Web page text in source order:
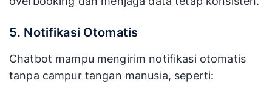
5. Notifikasi Otomatis
Chatbot mampu mengirim notifikasi otomatis
tanpa campur tangan manusia, seperti: